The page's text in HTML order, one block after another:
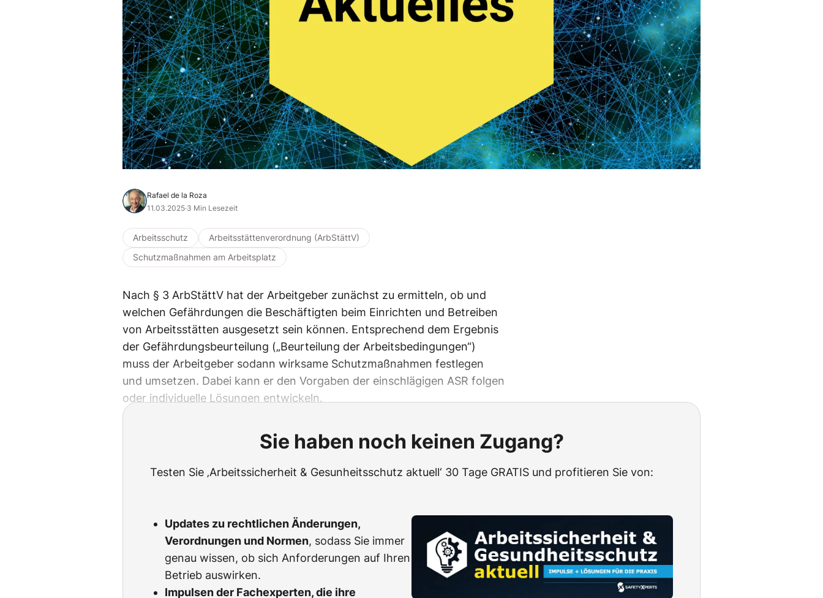
Rafael de la Roza
11.03.2025·3 Min Lesezeit
Arbeitsschutz
Arbeitsstättenverordnung (ArbStättV)
Schutzmaßnahmen am Arbeitsplatz
Nach § 3 ArbStättV hat der Arbeitgeber zunächst zu ermitteln, ob und
welchen Gefährdungen die Beschäftigten beim Einrichten und Betreiben
von Arbeitsstätten ausgesetzt sein können. Entsprechend dem Ergebnis
der Gefährdungsbeurteilung („Beurteilung der Arbeitsbedingungen“)
muss der Arbeitgeber sodann wirksame Schutzmaßnahmen festlegen
und umsetzen. Dabei kann er den Vorgaben der einschlägigen ASR folgen
oder individuelle Lösungen entwickeln.
Sie haben noch keinen Zugang?
Testen Sie ‚Arbeitssicherheit & Gesunheitsschutz aktuell‘ 30 Tage GRATIS und profitieren Sie von:
Updates zu rechtlichen Änderungen,
Verordnungen und Normen, sodass Sie immer
genau wissen, ob sich Anforderungen auf Ihren
Betrieb auswirken.
Impulsen der Fachexperten, die ihre